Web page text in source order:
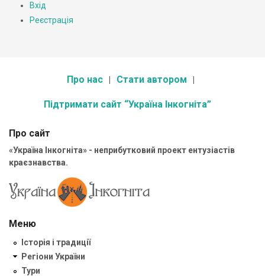
Вхід
Реєстрація
Про нас Стати автором
Підтримати сайт “Україна Інкогніта”
Про сайт
«Україна Інкогніта» - неприбутковий проект ентузіастів
краєзнавства.
Меню
Історія і традиції
Регіони України
Тури